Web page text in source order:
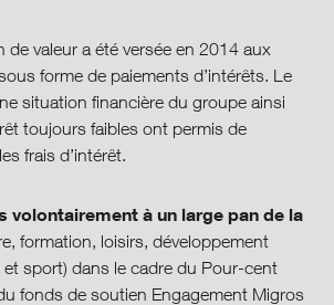
de valeur a été versée en 2014 aux
forme de paiements d’intérêts. Le
situation financière du groupe ainsi
toujours faibles ont permis de
frais d’intérêt.
volontairement à un large pan de la
formation, loisirs, développement
sport) dans le cadre du Pour-cent
fonds de soutien Engagement Migros